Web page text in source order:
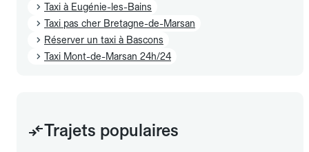
Taxi à Eugénie-les-Bains
Taxi pas cher Bretagne-de-Marsan
Réserver un taxi à Bascons
Taxi Mont-de-Marsan 24h/24
Trajets populaires